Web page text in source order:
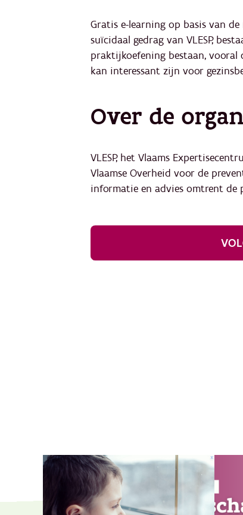
Gratis e-learning op basis van
suïcidaal gedrag van VLESP,
praktijkoefening bestaan, vooral
kan interessant zijn voor
Over de
VLESP, het Vlaams
Vlaamse Overheid voor de
informatie en advies omtrent de